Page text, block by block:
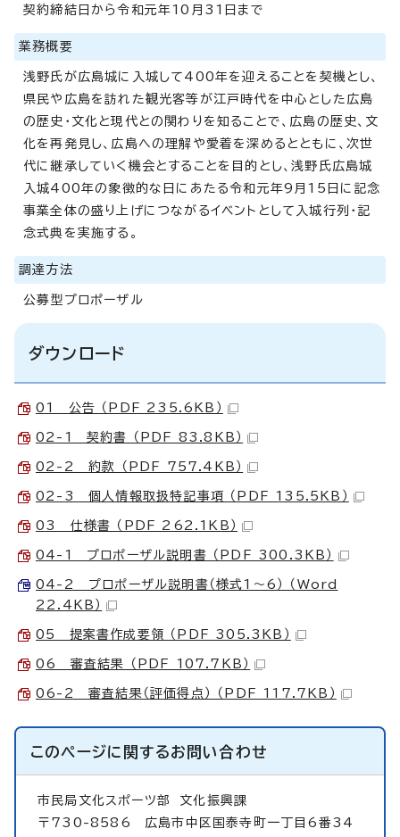
契約締結日から令和元年10月31日まで
業務概要
浅野氏が広島城に入城して400年を迎えることを契機とし、
県民や広島を訪れた観光客等が江戸時代を中心とした広島
の歴史・文化と現代との関わりを知ることで、広島の歴史、文
化を再発見し、広島への理解や愛着を深めるとともに、次世
代に継承していく機会とすることを目的とし、浅野氏広島城
入城400年の象徴的な日にあたる令和元年9月15日に記念
事業全体の盛り上げにつながるイベントとして入城行列・記
念式典を実施する。
調達方法
公募型プロポーザル
ダウンロード
01 公告 （PDF 235.6KB）
02-1 契約書 （PDF 83.8KB）
02-2 約款 （PDF 757.4KB）
02-3 個人情報取扱特記事項 （PDF 135.5KB）
03 仕様書 （PDF 262.1KB）
04-1 プロポーザル説明書 （PDF 300.3KB）
04-2 プロポーザル説明書（様式1～6） （Word
22.4KB）
05 提案書作成要領 （PDF 305.3KB）
06 審査結果 （PDF 107.7KB）
06-2 審査結果（評価得点） （PDF 117.7KB）
このページに関するお問い合わせ
市民局文化スポーツ部 文化振興課
〒730-8586 広島市中区国泰寺町一丁目6番34